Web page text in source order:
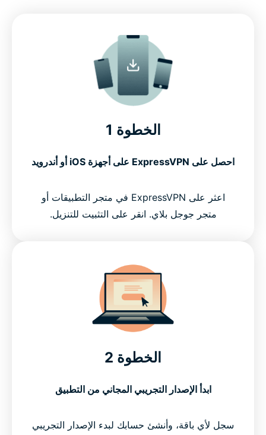
الخطوة 1
احصل على ExpressVPN على أجهزة iOS أو أندرويد
اعثر على ExpressVPN في متجر التطبيقات أو
متجر جوجل بلاي. انقر على التثبيت للتنزيل.
الخطوة 2
ابدأ الإصدار التجريبي المجاني من التطبيق
سجل لأي باقة، وأنشئ حسابك لبدء الإصدار التجريبي